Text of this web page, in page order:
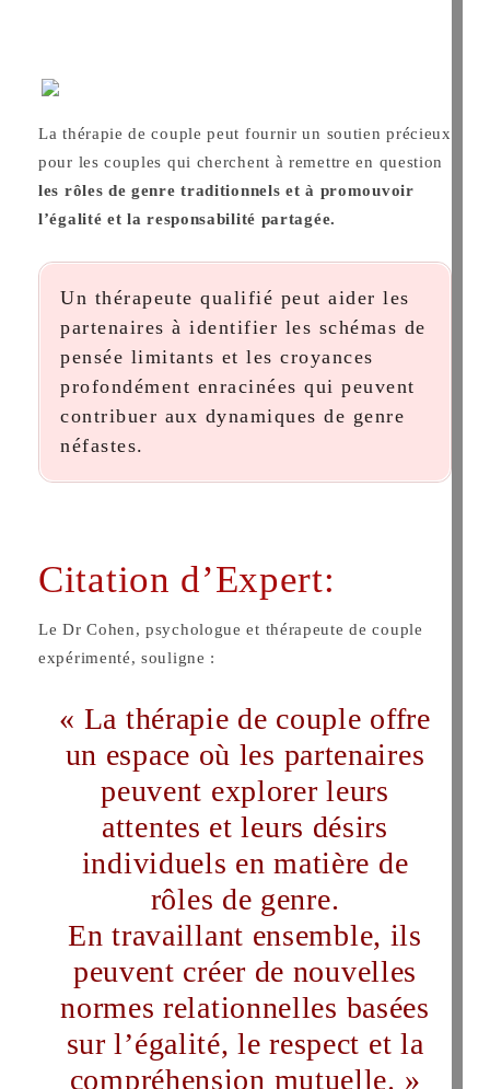
La thérapie de couple peut fournir un soutien précieux
pour les couples qui cherchent à remettre en question
les rôles de genre traditionnels et à promouvoir
l’égalité et la responsabilité partagée.
Un thérapeute qualifié peut aider les
partenaires à identifier les schémas de
pensée limitants et les croyances
profondément enracinées qui peuvent
contribuer aux dynamiques de genre
néfastes.
Citation d’Expert:
Le Dr Cohen, psychologue et thérapeute de couple
expérimenté, souligne :
« La thérapie de couple offre
un espace où les partenaires
peuvent explorer leurs
attentes et leurs désirs
individuels en matière de
rôles de genre.
En travaillant ensemble, ils
peuvent créer de nouvelles
normes relationnelles basées
sur l’égalité, le respect et la
compréhension mutuelle. »